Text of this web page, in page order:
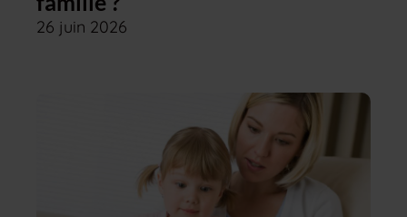
26 juin 2026